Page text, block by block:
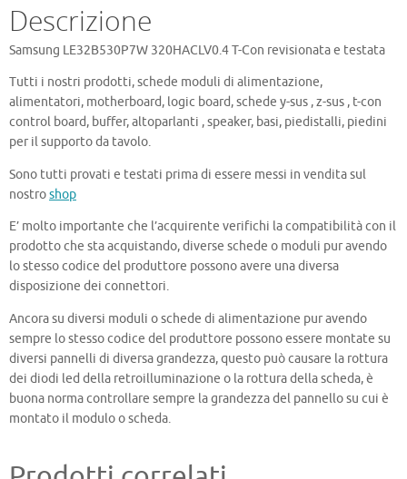
Descrizione
Samsung LE32B530P7W 320HACLV0.4 T-Con revisionata e testata
Tutti i nostri prodotti, schede moduli di alimentazione,
alimentatori, motherboard, logic board, schede y-sus , z-sus , t-con
control board, buffer, altoparlanti , speaker, basi, piedistalli, piedini
per il supporto da tavolo.
Sono tutti provati e testati prima di essere messi in vendita sul
nostroshop
E’ molto importante che l’acquirente verifichi la compatibilità con il
prodotto che sta acquistando, diverse schede o moduli pur avendo
lo stesso codice del produttore possono avere una diversa
disposizione dei connettori.
Ancora su diversi moduli o schede di alimentazione pur avendo
sempre lo stesso codice del produttore possono essere montate su
diversi pannelli di diversa grandezza, questo può causare la rottura
dei diodi led della retroilluminazione o la rottura della scheda, è
buona norma controllare sempre la grandezza del pannello su cui è
montato il modulo o scheda.